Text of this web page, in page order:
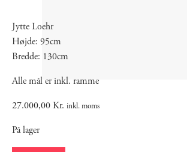
Jytte Loehr
Højde: 95cm
Bredde: 130cm
Alle mål er inkl. ramme
27.000,00Kr. inkl. moms
På lager